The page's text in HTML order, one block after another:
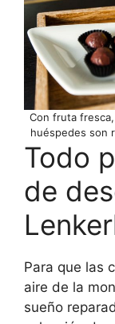
Con fruta
huéspedes son
Todo
de
Para que las
aire de la
sueño